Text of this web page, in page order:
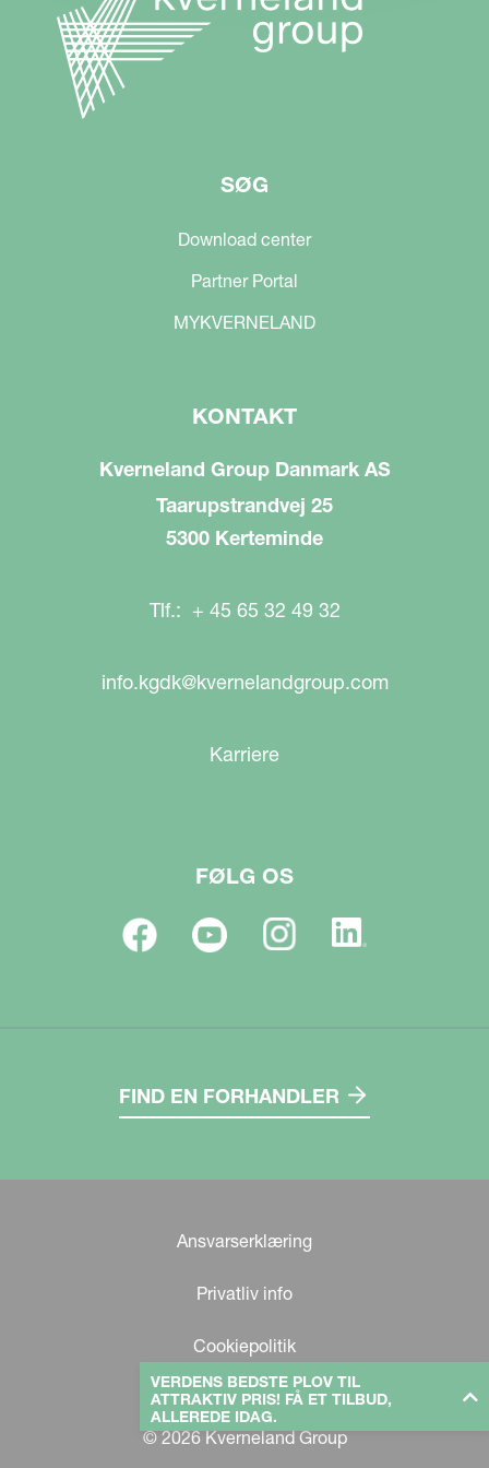
VERDENS BEDSTE PLOV TIL
ATTRAKTIV PRIS! FÅ ET TILBUD,
ALLEREDE IDAG.
SØG
Download center
Partner Portal
MYKVERNELAND
KONTAKT
Kverneland Group Danmark AS
Taarupstrandvej 25
5300 Kerteminde
Tlf.: + 45 65 32 49 32
info.kgdk@kvernelandgroup.com
Karriere
FØLG OS
FIND EN FORHANDLER
Ansvarserklæring
Privatliv info
Cookiepolitik
© 2026 Kverneland Group